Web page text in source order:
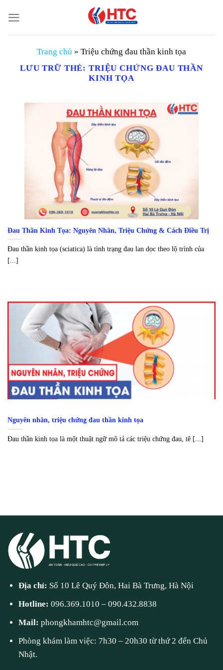
đến
nội
Trang chủ » Triệu chứng đau thần kinh tọa
LƯU TRỮ THẺ:TRIỆU CHỨNG ĐAU THẦN
KINH TỌA
Đau Thần Kinh Tọa: Nguyên Nhân, Triệu Chứng & Cách Điều Trị
Đau thần kinh tọa (sciatica) là tình trạng đau lan dọc theo lộ trình của
[...]
Nguyên nhân, triệu chứng đau thần kinh tọa
Đau thần kinh tọa là một thuật ngữ mô tả các triệu chứng đau, tê [...]
Địa chỉ: Số 10 Lê Quý Đôn, Hai Bà Trưng, Hà Nội
Hotline:096.369.1010 –090.432.8838
Mail:phongkhamhtc@gmail.com
Phòng khám làm việc: 7h30 – 20h30 từ thứ 2 đến Chủ
Nhật.